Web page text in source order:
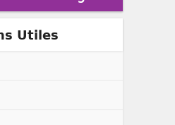
Utiles